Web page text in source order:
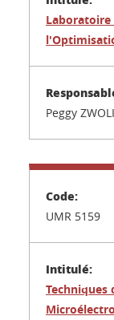
Laboratoire
Peggy
UMR 5159
Techniques